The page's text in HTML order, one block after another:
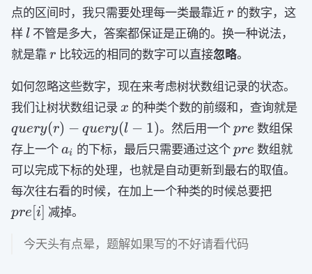
点的区间时，我只需要处理每一类最靠近r
r 的数字，这
样 l
l 不管是多大，答案都保证是正确的。换一种说法，
就是靠r
r 比较远的相同的数字可以直接忽略。
如何忽略这些数字，现在来考虑树状数组记录的状态。
我们让树状数组记录 x
x 的种类个数的前缀和，查询就是
query(r) − query(l − 1)。然后用一个pre
pre 数组保
存上一个a_i
ai 的下标，最后只需要通过这个pre
pre 数组就
可以完成下标的处理，也就是自动更新到最右的取值。
每次往右看的时候，在加上一个种类的时候总要把
pre[i] 减掉。
今天头有点晕，题解如果写的不好请看代码